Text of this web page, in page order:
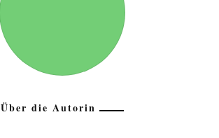
Über die Autorin